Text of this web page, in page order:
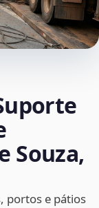
Souza,
portos e pátios